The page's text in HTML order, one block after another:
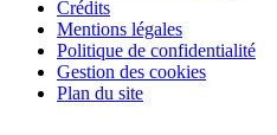
Crédits
Mentions légales
Politique de confidentialité
Gestion des cookies
Plan du site